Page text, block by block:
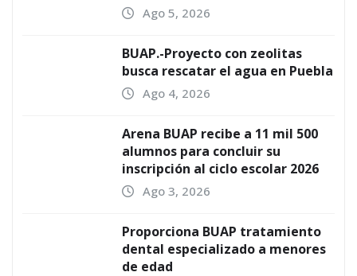
Ago 5, 2026
BUAP.-Proyecto con zeolitas
busca rescatar el agua en Puebla
Ago 4, 2026
Arena BUAP recibe a 11 mil 500
alumnos para concluir su
inscripción al ciclo escolar 2026
Ago 3, 2026
Proporciona BUAP tratamiento
dental especializado a menores
de edad